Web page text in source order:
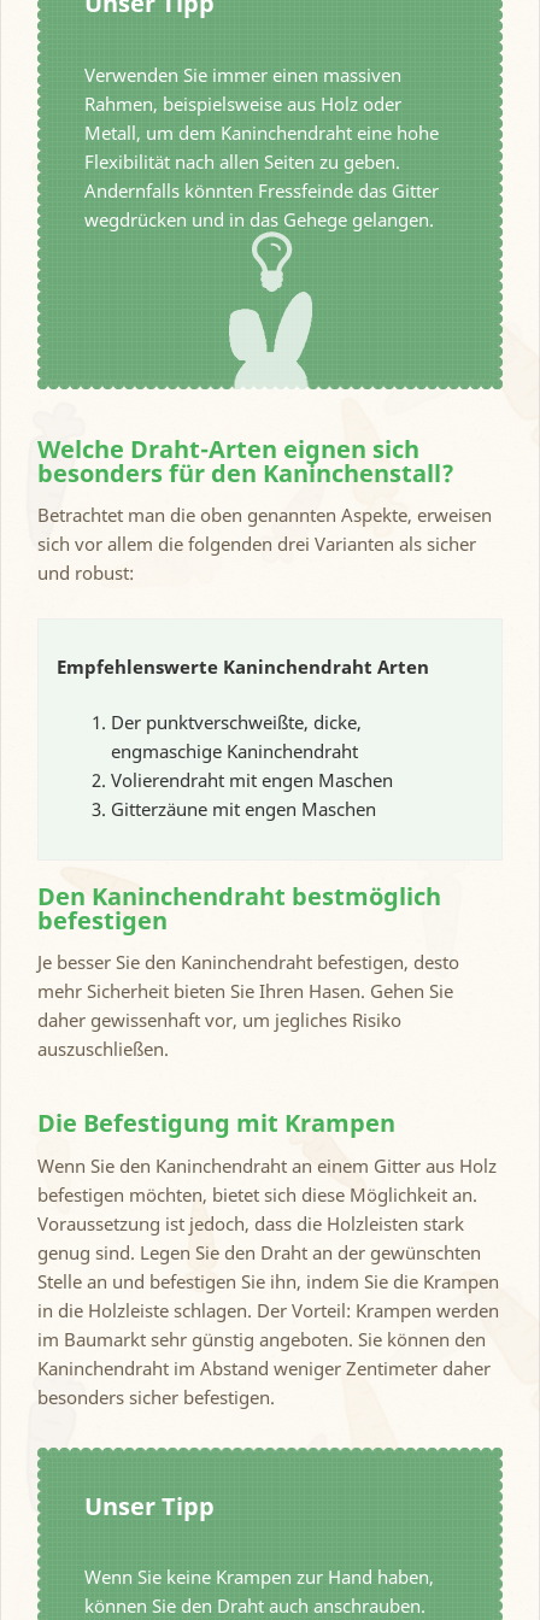
Verwenden Sie immer einen massiven
Rahmen, beispielsweise aus Holz oder
Metall, um dem Kaninchendraht eine hohe
Flexibilität nach allen Seiten zu geben.
Andernfalls könnten Fressfeinde das Gitter
wegdrücken und in das Gehege gelangen.
Welche Draht-Arten eignen sich
besonders für den Kaninchenstall?
Betrachtet man die oben genannten Aspekte, erweisen
sich vor allem die folgenden drei Varianten als sicher
und robust:
Empfehlenswerte Kaninchendraht Arten
Der punktverschweißte, dicke,
engmaschige Kaninchendraht
Volierendraht mit engen Maschen
Gitterzäune mit engen Maschen
Den Kaninchendraht bestmöglich
befestigen
Je besser Sie den Kaninchendraht befestigen, desto
mehr Sicherheit bieten Sie Ihren Hasen. Gehen Sie
daher gewissenhaft vor, um jegliches Risiko
auszuschließen.
Die Befestigung mit Krampen
Wenn Sie den Kaninchendraht an einem Gitter aus Holz
befestigen möchten, bietet sich diese Möglichkeit an.
Voraussetzung ist jedoch, dass die Holzleisten stark
genug sind. Legen Sie den Draht an der gewünschten
Stelle an und befestigen Sie ihn, indem Sie die Krampen
in die Holzleiste schlagen. Der Vorteil: Krampen werden
im Baumarkt sehr günstig angeboten. Sie können den
Kaninchendraht im Abstand weniger Zentimeter daher
besonders sicher befestigen.
Unser Tipp
Wenn Sie keine Krampen zur Hand haben,
können Sie den Draht auch anschrauben.